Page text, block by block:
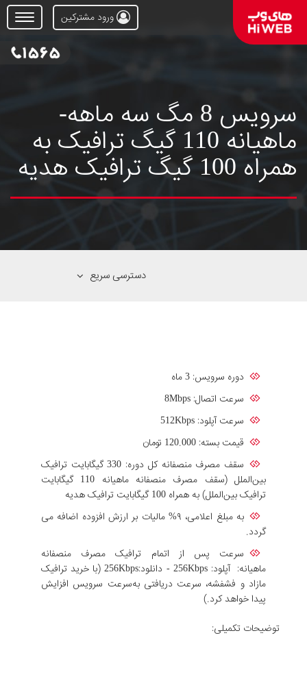
Open
Menu
ورود مشترکین
سرویس 8 مگ سه ماهه-
ماهیانه 110 گیگ ترافیک به
همراه 100 گیگ ترافیک هدیه
دسترسی سریع
دوره سرویس: 3 ماه
سرعت اتصال: 8Mbps
سرعت آپلود: 512Kbps
قیمت بسته: 120.000 تومان
سقف مصرف منصفانه کل دوره: 330 گیگابایت ترافیک
بین‌الملل (سقف مصرف منصفانه ماهیانه 110 گیگابایت
ترافیک بین‌الملل) به همراه 100 گیگابایت ترافیک هدیه
به مبلغ اعلامی، ۹% مالیات بر ارزش افزوده اضافه می
گردد.
سرعت پس از اتمام ترافیک مصرف منصفانه
ماهیانه: آپلود: 256Kbps - دانلود:256Kbps (با خرید ترافیک
مازاد و فشفشه، سرعت دریافتی به‌سرعت سرویس افزایش
پیدا خواهد کرد.)
توضیحات تکمیلی: